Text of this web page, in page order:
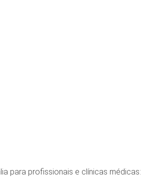
para profissionais e clínicas médicas: